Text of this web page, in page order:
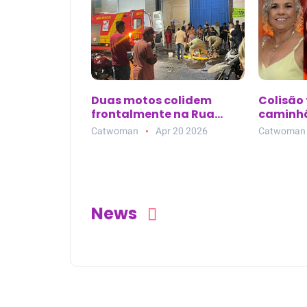
Duas motos colidem
frontalmente na Rua
Anastácio Melo, no bairro
Salgadinho, em
Catwoman Apr 20 2026
três
Catwoman
News